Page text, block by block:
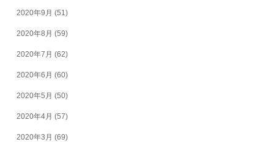
2020年9月 (51)
2020年8月 (59)
2020年7月 (62)
2020年6月 (60)
2020年5月 (50)
2020年4月 (57)
2020年3月 (69)